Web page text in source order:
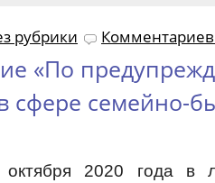
рубрики Комментариев
«По
сфере семейно-
октября 2020 года в